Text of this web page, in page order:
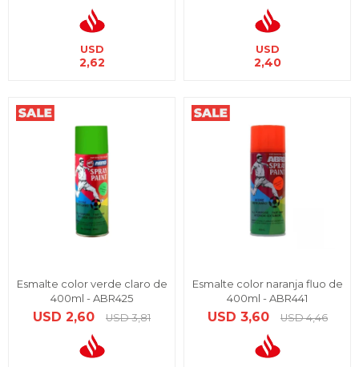
USD
2,62
USD
2,40
Esmalte color verde claro de
400ml - ABR425
USD 2,60 USD 3,81
Esmalte color naranja fluo de
400ml - ABR441
USD 3,60 USD 4,46